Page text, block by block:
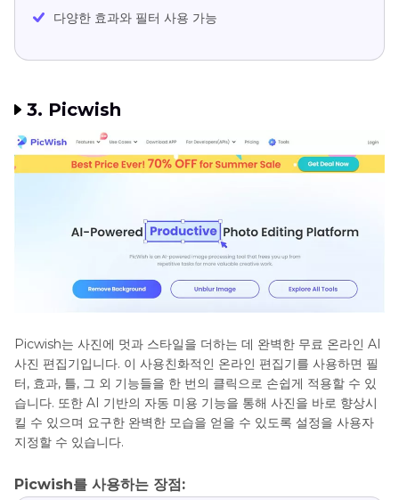
다양한 효과와 필터 사용 가능
3. Picwish
Picwish는 사진에 멋과 스타일을 더하는 데 완벽한 무료 온라인 AI
사진 편집기입니다. 이 사용친화적인 온라인 편집기를 사용하면 필
터, 효과, 틀, 그 외 기능들을 한 번의 클릭으로 손쉽게 적용할 수 있
습니다. 또한 AI 기반의 자동 미용 기능을 통해 사진을 바로 향상시
킬 수 있으며 요구한 완벽한 모습을 얻을 수 있도록 설정을 사용자
지정할 수 있습니다.
Picwish를 사용하는 장점: